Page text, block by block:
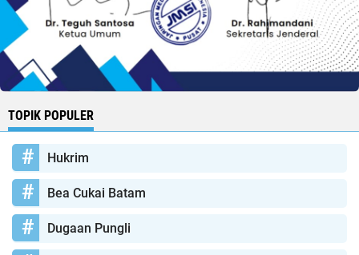
TOPIK POPULER
Hukrim
Bea Cukai Batam
Dugaan Pungli